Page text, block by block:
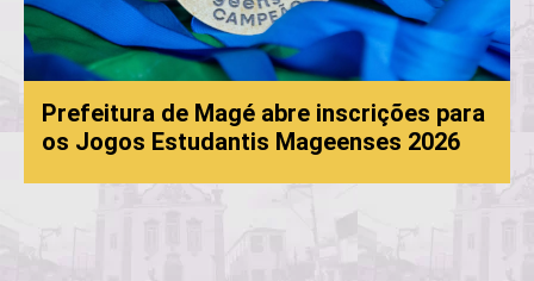
de Magé abre inscrições para
Estudantis Mageenses 2026